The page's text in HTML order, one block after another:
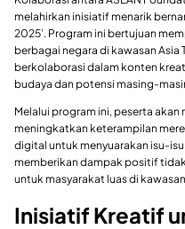
melahirkan inisiatif menarik
2025’. Program ini bertujuan
berbagai negara di kawasan Asia
berkolaborasi dalam konten
budaya dan potensi masing-
Melalui program ini, peserta
meningkatkan keterampilan
digital untuk menyuarakan isu-
memberikan dampak positif
untuk masyarakat luas di
Inisiatif Kreatif